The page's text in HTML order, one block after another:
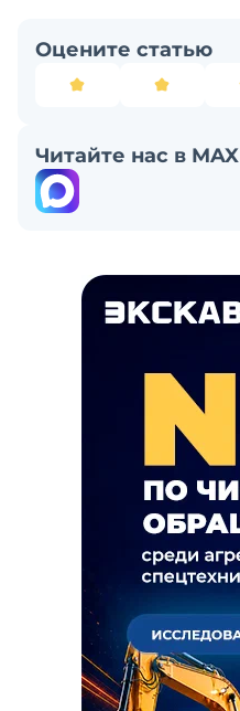
Оцените статью
Читайте нас в MAX